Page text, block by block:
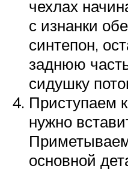
чехлах
с изнанки
синтепон,
заднюю
сидушку
Приступаем
нужно
основной